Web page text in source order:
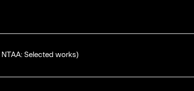
Selected works)